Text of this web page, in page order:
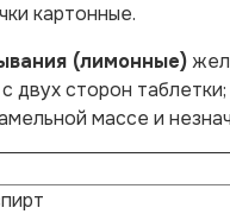
картонные.
(лимонные)
двух сторон
массе и